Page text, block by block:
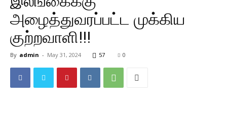
அழைத்துவரப்பட்ட முக்கிய
குற்றவாளி!!!
By admin - May 31, 2024 57 0